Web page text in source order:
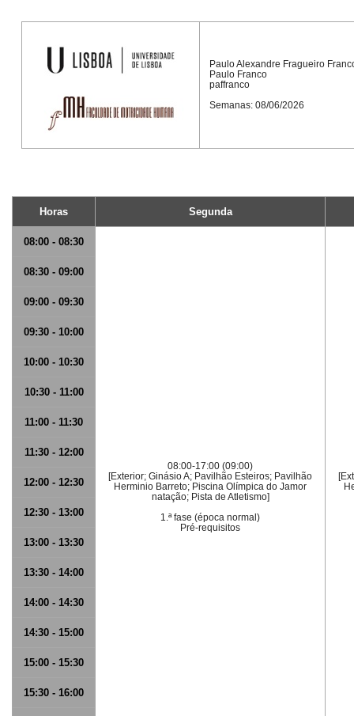
Paulo Alexandre Fragueiro
Paulo Franco
paffranco
Semanas: 08/06/2026
Horas Segunda
08:00 - 08:30
08:00-17:00 (09:00)
[Exterior; Ginásio A; Pavilhão Esteiros; Pavilhão
Herminio Barreto; Piscina Olímpica do Jamor
natação; Pista de Atletismo]
1.ª fase (época normal)
Pré-requisitos
08:30 - 09:00
09:00 - 09:30
09:30 - 10:00
10:00 - 10:30
10:30 - 11:00
11:00 - 11:30
11:30 - 12:00
12:00 - 12:30
12:30 - 13:00
13:00 - 13:30
13:30 - 14:00
14:00 - 14:30
14:30 - 15:00
15:00 - 15:30
15:30 - 16:00